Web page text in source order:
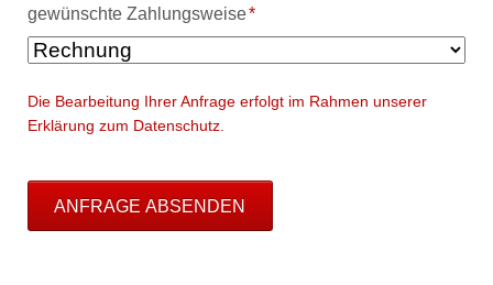
Pflichtfeld
gewünschte Zahlungsweise*
Die Bearbeitung Ihrer Anfrage erfolgt im Rahmen unserer
Erklärung zum Datenschutz.
ANFRAGE ABSENDEN